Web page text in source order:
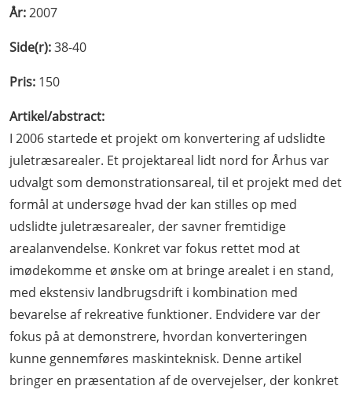
År:2007
Side(r):38-40
Pris: 150
Artikel/abstract:
I 2006 startede et projekt om konvertering af udslidte
juletræsarealer. Et projektareal lidt nord for Århus var
udvalgt som demonstrationsareal, til et projekt med det
formål at undersøge hvad der kan stilles op med
udslidte juletræsarealer, der savner fremtidige
arealanvendelse. Konkret var fokus rettet mod at
imødekomme et ønske om at bringe arealet i en stand,
med ekstensiv landbrugsdrift i kombination med
bevarelse af rekreative funktioner. Endvidere var der
fokus på at demonstrere, hvordan konverteringen
kunne gennemføres maskinteknisk. Denne artikel
bringer en præsentation af de overvejelser, der konkret